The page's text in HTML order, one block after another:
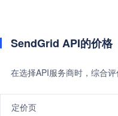
SendGrid API的价格
在选择API服务商时，综合
定价页